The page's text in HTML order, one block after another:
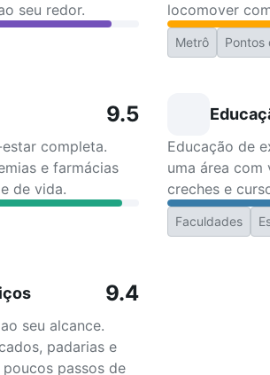
seu redor.
locomover
Metrô Pontos
9.5
completa.
e farmácias
de vida.
Educação de
uma área com
creches e
Faculdades
9.4
seu alcance.
padarias e
passos de